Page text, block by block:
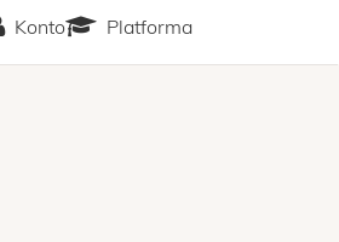
Konto Platforma